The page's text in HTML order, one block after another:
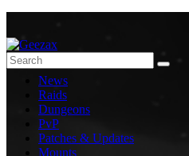
News
Raids
Dungeons
PvP
Patches & Updates
Mounts